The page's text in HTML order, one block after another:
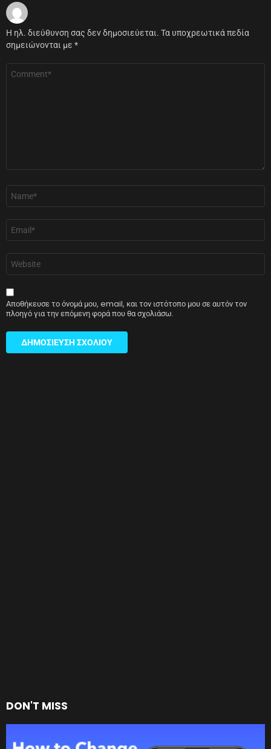
Η ηλ. διεύθυνση σας δεν δημοσιεύεται. Τα υποχρεωτικά πεδία
σημειώνονται με *
Σχόλιο
Όνομα
Email
Ιστότοπος
Αποθήκευσε το όνομά μου, email, και τον ιστότοπο μου σε αυτόν τον
πλοηγό για την επόμενη φορά που θα σχολιάσω.
DON'T MISS